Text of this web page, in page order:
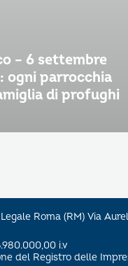
– 6 settembre
ogni parrocchia
di profughi
Roma (RM) Via
i.v
del Registro delle